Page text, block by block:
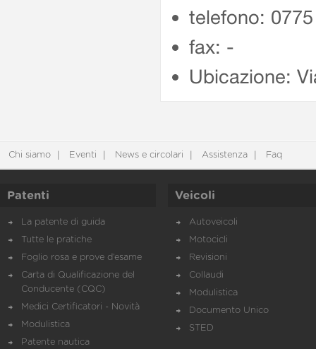
telefono:
fax: -
Ubicazione:
Chi siamo Eventi News e circolari Assistenza Faq
Patenti
La patente di guida
Tutte le pratiche
Foglio rosa e prove d’esame
Carta di Qualificazione del
Conducente (CQC)
Medici Certificatori - Novità
Modulistica
Patente nautica
Veicoli
Autoveicoli
Motocicli
Revisioni
Collaudi
Modulistica
Documento Unico
STED